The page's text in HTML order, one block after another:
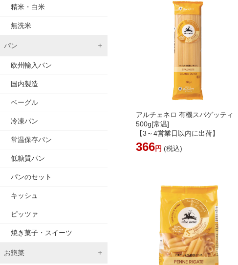
精米・白米
無洗米
パン
欧州輸入パン
国内製造
ベーグル
冷凍パン
常温保存パン
低糖質パン
パンのセット
キッシュ
ピッツァ
焼き菓子・スイーツ
お惣菜
アルチェネロ 有機スパゲッティ
500g[常温]
【3～4営業日以内に出荷】
366円 (税込)